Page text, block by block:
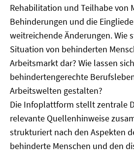
Rehabilitation und Teilhabe von
Behinderungen und die
weitreichende Änderungen. Wie
Situation von behinderten
Arbeitsmarkt dar? Wie lassen sich
behindertengerechte
Arbeitswelten gestalten?
Die Infoplattform stellt zentrale
relevante Quellenhinweise
strukturiert nach den Aspekten
behinderte Menschen und den